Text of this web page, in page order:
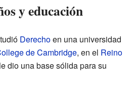
y educación
Derechoen una universidad
de Cambridge, en el Reino
dio una base sólida para su